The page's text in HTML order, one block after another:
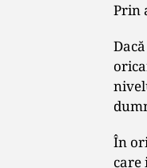
Prin
În
care